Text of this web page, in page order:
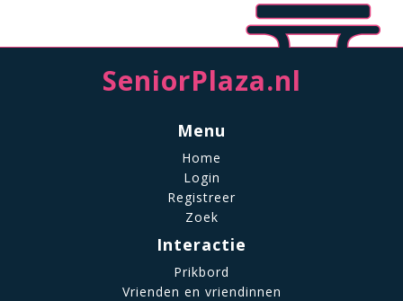
SeniorPlaza.nl
Menu
Home
Login
Registreer
Zoek
Interactie
Prikbord
Vrienden en vriendinnen